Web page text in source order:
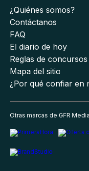
¿Quiénes somos?
Contáctanos
FAQ
El diario de hoy
Reglas de concursos
Mapa del sitio
¿Por qué confiar en
Otras marcas de GFR Media